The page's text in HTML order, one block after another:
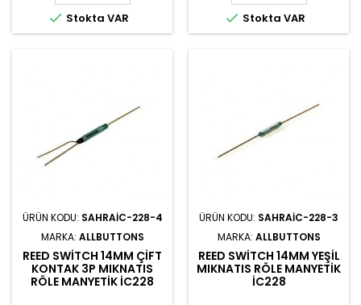
 Stokta VAR  Stokta VAR
ÜRÜN KODU: SAHRAIC-228-4
MARKA: ALLBUTTONS
REED SWITCH 14MM ÇIFT
KONTAK 3P MIKNATIS
RÖLE MANYETIK IC228
ÜRÜN KODU: SAHRAIC-228-3
MARKA: ALLBUTTONS
REED SWITCH 14MM YEŞIL
MIKNATIS RÖLE MANYETIK
IC228